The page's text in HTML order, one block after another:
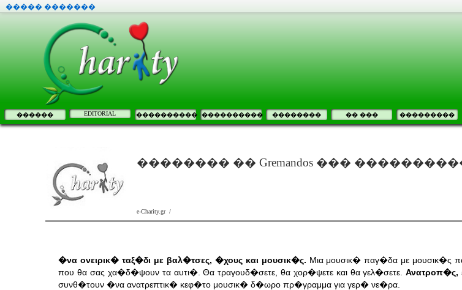
����� �������
������ EDITORIAL ���������� ���������� �������� �� ��� ���������
�������� �� Gremandos ���
e-Charity.gr /
�να ονειρικ� ταξ�δι με βαλ�τσες, �χους και μουσικ�ς. Μια μουσικ� παγ�δα με μουσικ�ς
που θα σας χα�δ�ψουν τα αυτι�. Θα τραγουδ�σετε, θα χορ�ψετε και θα γελ�σετε.Ανατροπ�ς,
συνθ�τουν �να ανατρεπτικ� κεφ�το μουσικ� δ�ωρο πρ�γραμμα για γερ� νε�ρα.